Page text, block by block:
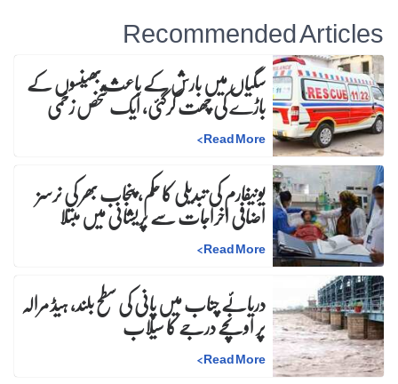
Recommended Articles
سگیاں میں بارش کے باعث بھینسوں کے
باڑے کی چھت گرگئی، ایک شخص زخمی
Read More
>
یونیفارم کی تبدیلی کا حکم، پنجاب بھر کی نرسز
اضافی اخراجات سے پریشانی میں مبتلا
Read More
>
دریائے چناب میں پانی کی سطح بلند، ہیڈ مرالہ
پر اونچے درجے کا سیلاب
Read More
>